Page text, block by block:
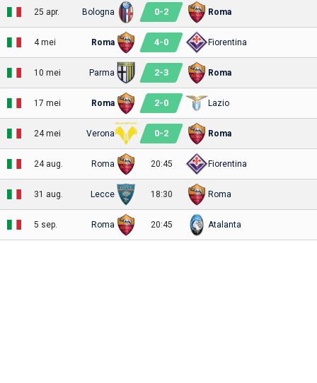
25 apr. Bologna 0-2 Roma
4 mei Roma 4-0 Fiorentina
10 mei Parma 2-3 Roma
17 mei Roma 2-0 Lazio
24 mei Verona 0-2 Roma
24 aug. Roma 20:45 Fiorentina
31 aug. Lecce 18:30 Roma
5 sep. Roma 20:45 Atalanta